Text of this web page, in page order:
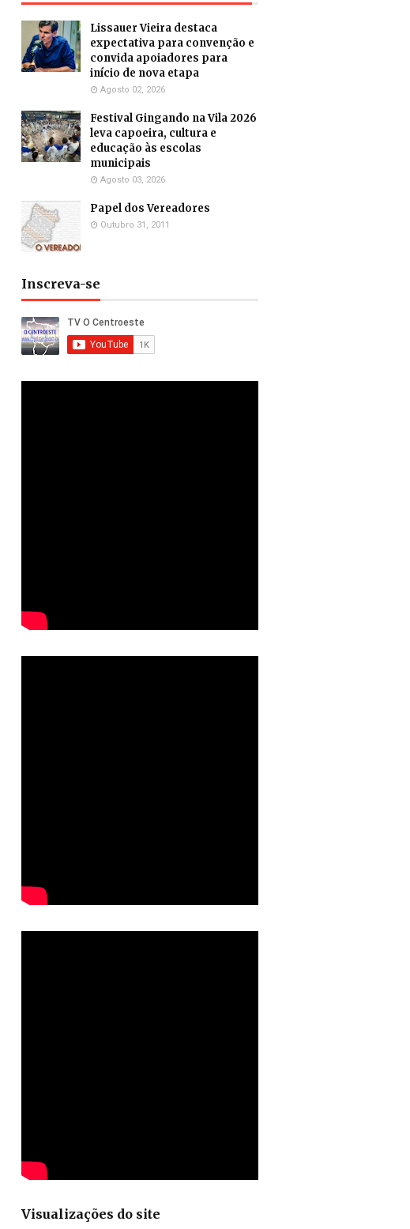
Lissauer Vieira destaca
expectativa para convenção e
convida apoiadores para
início de nova etapa
Agosto 02, 2026
Festival Gingando na Vila 2026
leva capoeira, cultura e
educação às escolas
municipais
Agosto 03, 2026
Papel dos Vereadores
Outubro 31, 2011
Inscreva-se
Visualizações do site